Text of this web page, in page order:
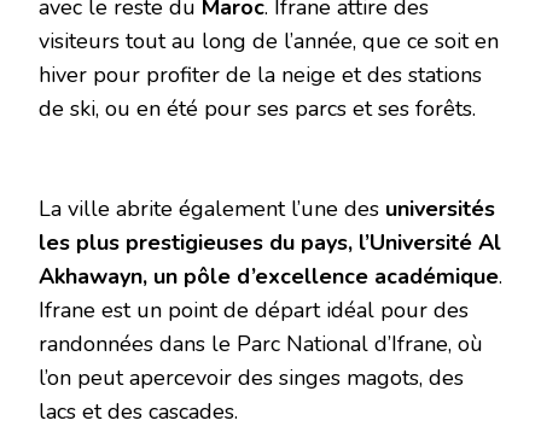
avec le reste du Maroc. Ifrane attire des
visiteurs tout au long de l’année, que ce soit en
hiver pour profiter de la neige et des stations
de ski, ou en été pour ses parcs et ses forêts.
La ville abrite également l’une des universités
les plus prestigieuses du pays, l’Université Al
Akhawayn, un pôle d’excellence académique.
Ifrane est un point de départ idéal pour des
randonnées dans le Parc National d’Ifrane, où
l’on peut apercevoir des singes magots, des
lacs et des cascades.